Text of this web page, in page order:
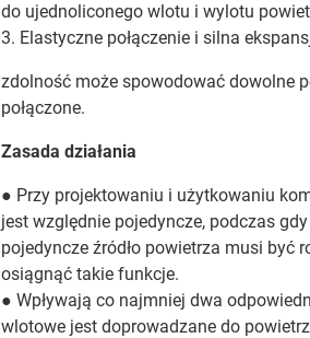
do ujednoliconego wlotu i wylotu
3. Elastyczne połączenie i silna
zdolność może spowodować dowolne
połączone.
Zasada działania
● Przy projektowaniu i użytkowaniu
jest względnie pojedyncze, podczas
pojedyncze źródło powietrza musi być
osiągnąć takie funkcje.
● Wpływają co najmniej dwa
wlotowe jest doprowadzane do